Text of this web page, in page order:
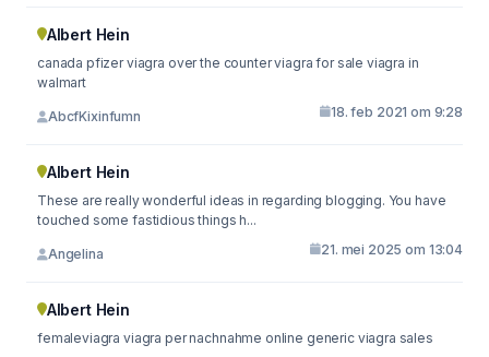
Albert Hein
canada pfizer viagra over the counter viagra for sale viagra in
walmart
AbcfKixinfumn 18. feb 2021 om 9:28
Albert Hein
These are really wonderful ideas in regarding blogging. You have
touched some fastidious things h...
Angelina 21. mei 2025 om 13:04
Albert Hein
femaleviagra viagra per nachnahme online generic viagra sales